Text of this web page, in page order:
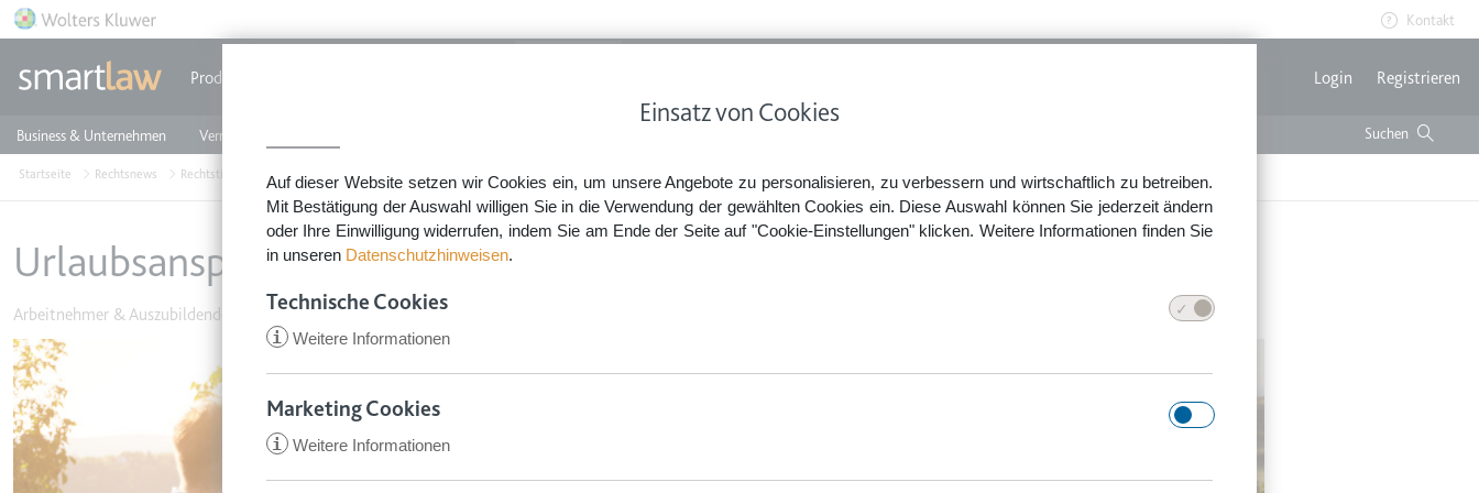
Einsatz von Cookies
Auf dieser Website setzen wir Cookies ein, um unsere Angebote zu personalisieren, zu verbessern und wirtschaftlich zu betreiben.
Mit Bestätigung der Auswahl willigen Sie in die Verwendung der gewählten Cookies ein. Diese Auswahl können Sie jederzeit ändern
oder Ihre Einwilligung widerrufen, indem Sie am Ende der Seite auf "Cookie-Einstellungen" klicken. Weitere Informationen finden Sie
in unseren Datenschutzhinweisen.
Technische Cookies
i Weitere Informationen
CookieConsent
Anbieter:
app.smartlaw.de
Marketing Cookies
i Weitere Informationen
Direkt zum Inhalt Kontakt
Produkte
Business & Unternehmen Vermieten & Immobilien
Login Registrieren
Startseite Rechtsnews Rechtstipps Familie & Privates Arbeitnehmer & Auszubildende Urlaubsansprüche aus der Elternzeit dürfen gekürzt werden
Urlaubsansprüche aus der Elternzeit dürfen gekürzt werden
Arbeitnehmer & Auszubildende
4. April 2019
Image